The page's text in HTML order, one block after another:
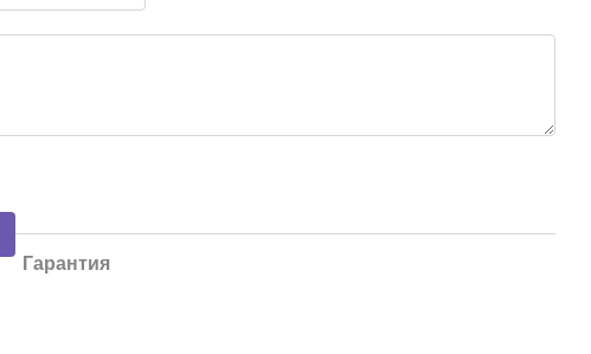
Гарантия